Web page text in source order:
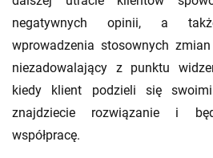
negatywnych opinii, a
wprowadzenia stosownych
niezadowalający z punktu
kiedy klient podzieli się
znajdziecie rozwiązanie i
współpracę.